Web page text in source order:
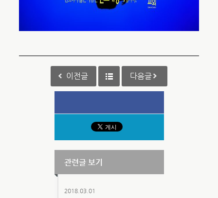
이전글 다음글
관련글 보기
2018.03.01